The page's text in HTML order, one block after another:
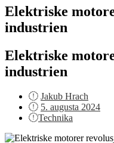
Elektriske
industrien
Elektriske
industrien
Jakub Hrach
Posted
on
5. augusta 2024
Technika